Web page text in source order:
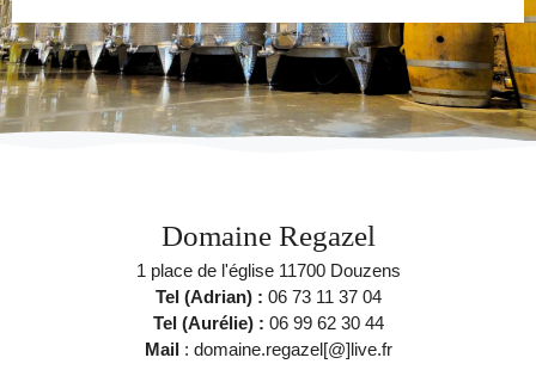
Domaine Regazel
1 place de l'église 11700 Douzens
Tel (Adrian) : 06 73 11 37 04
Tel (Aurélie) : 06 99 62 30 44
Mail: domaine.regazel[@]live.fr